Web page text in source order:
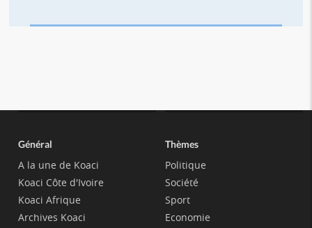
Général
A la une de Koaci
Koaci Côte d'Ivoire
Koaci Afrique
Archives Koaci
Thèmes
Politique
Société
Sport
Economie